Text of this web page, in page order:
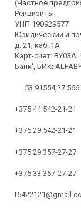
(Частное
Реквизиты:
УНП 190929577
Юридический и
д. 21, каб. 1А
Карт-счет:
Банк', БИК:
+375 44 542-21-21
+375 29 542-21-21
+375 29 357-27-27
+375 33 357-27-27